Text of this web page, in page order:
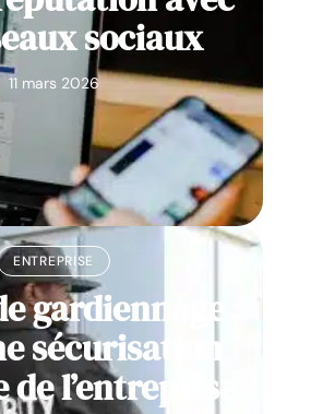
sociaux
11 mars 2026
ENTREPRISE
gardiennage :
sécurisation
l’entreprise